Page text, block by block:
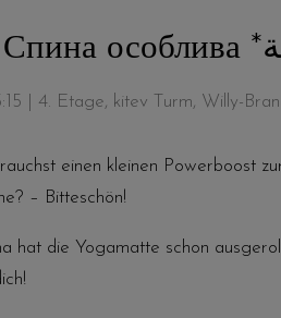
| 4. Etage, kitev Turm, Willy-
einen kleinen Powerboost
– Bitteschön!
hat die Yogamatte schon